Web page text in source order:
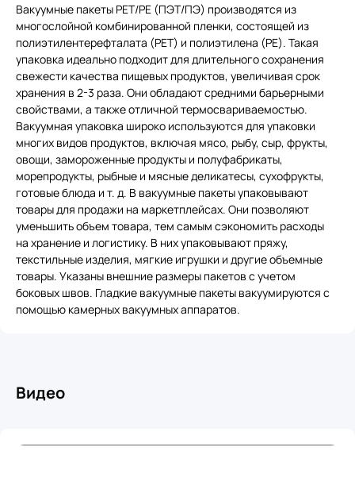
Вакуумные пакеты PET/PE (ПЭТ/ПЭ) производятся из
многослойной комбинированной пленки, состоящей из
полиэтилентерефталата (PET) и полиэтилена (PE). Такая
упаковка идеально подходит для длительного сохранения
свежести качества пищевых продуктов, увеличивая срок
хранения в 2-3 раза. Они обладают средними барьерными
свойствами, а также отличной термосвариваемостью.
Вакуумная упаковка широко используются для упаковки
многих видов продуктов, включая мясо, рыбу, сыр, фрукты,
овощи, замороженные продукты и полуфабрикаты,
морепродукты, рыбные и мясные деликатесы, сухофрукты,
готовые блюда и т. д. В вакуумные пакеты упаковывают
товары для продажи на маркетплейсах. Они позволяют
уменьшить объем товара, тем самым сэкономить расходы
на хранение и логистику. В них упаковывают пряжу,
текстильные изделия, мягкие игрушки и другие объемные
товары. Указаны внешние размеры пакетов с учетом
боковых швов. Гладкие вакуумные пакеты вакуумируются с
помощью камерных вакуумных аппаратов.
Видео